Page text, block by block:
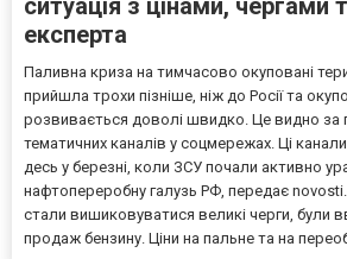
ситуація з цінами, чергами
експерта
Паливна криза на тимчасово окуповані
прийшла трохи пізніше, ніж до Росії та
розвивається доволі швидко. Це видно за
тематичних каналів у соцмережах. Ці
десь у березні, коли ЗСУ почали активно
нафтопереробну галузь РФ, передає
стали вишиковуватися великі черги, були
продаж бензину. Ціни на пальне та на